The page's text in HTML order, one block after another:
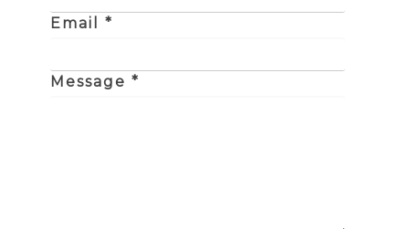
Email *
Message *